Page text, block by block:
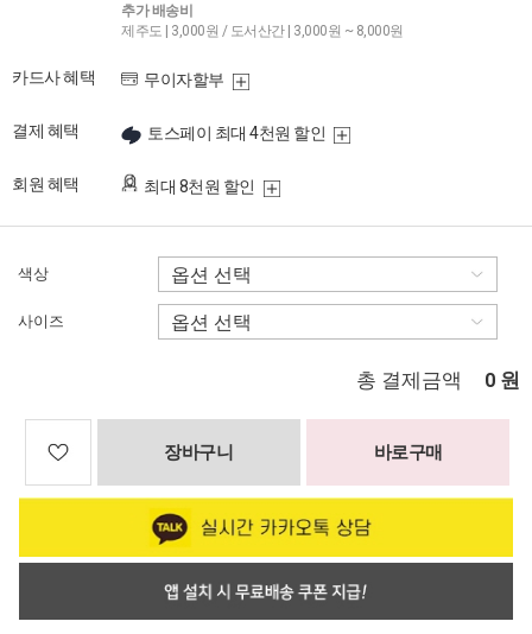
추가 배송비
제주도 | 3,000원 / 도서산간 | 3,000원 ~ 8,000원
카드사 혜택 무이자할부
결제 혜택 토스페이 최대 4천원 할인
회원 혜택 최대 8천원 할인
색상
사이즈
총 결제금액 0 원
장바구니 바로구매